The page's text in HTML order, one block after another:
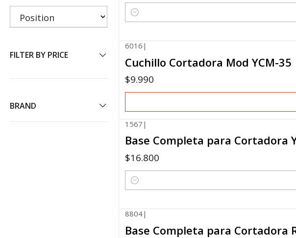
FILTER BY PRICE
BRAND
Quantity
Not available
6016 |
Cuchillo Cortadora Mod YCM-35
$9.990
1567 |
Base Completa para Cortadora
$16.800
Quantity
8804|
Base Completa para Cortadora